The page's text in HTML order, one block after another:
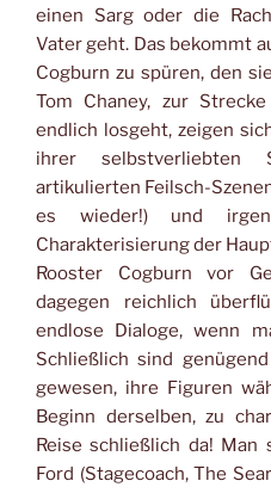
einen Sarg oder die
Vater geht. Das bekommt
Cogburn zu spüren, den
Tom Chaney, zur
endlich losgeht, zeigen
ihrer selbstverliebten
artikulierten Feilsch-
es wieder!) und
Charakterisierung der
Rooster Cogburn vor
dagegen reichlich
endlose Dialoge, wenn
Schließlich sind
gewesen, ihre Figuren
Beginn derselben, zu
Reise schließlich da! Man
Ford (Stagecoach, The